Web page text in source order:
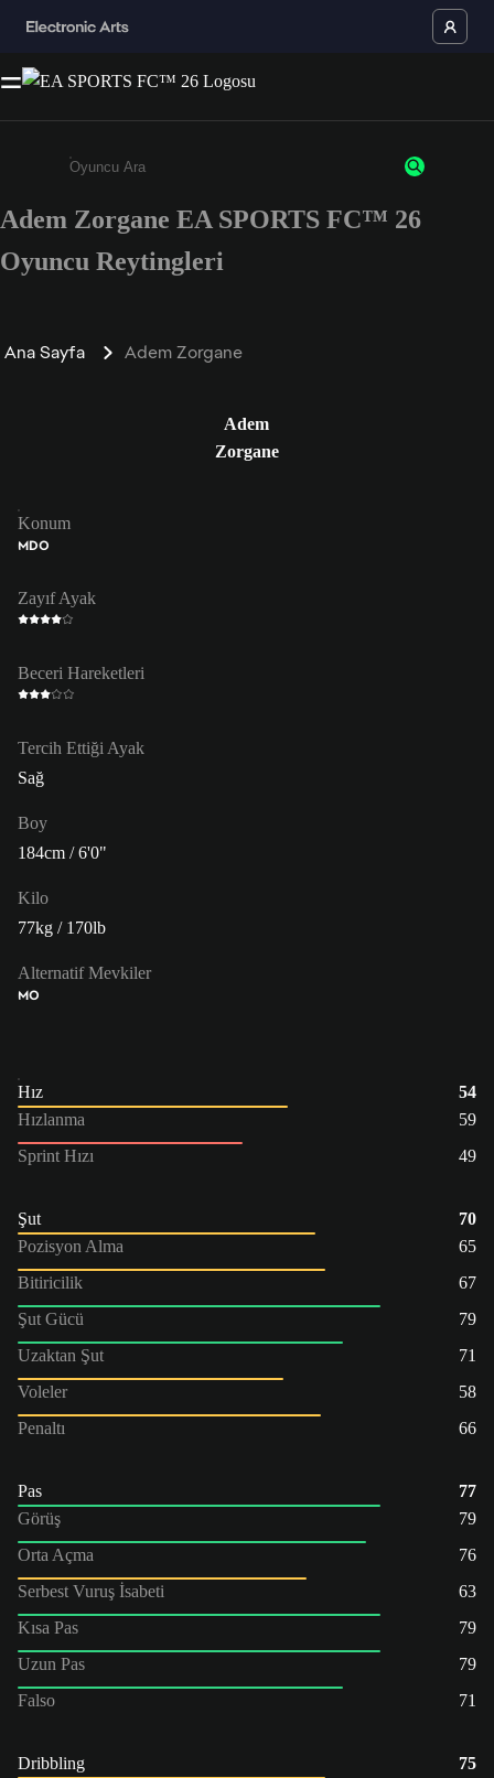
Enter a minimum of 3 characters or numbers
Adem Zorgane EA SPORTS FC™ 26
Oyuncu Reytingleri
Ana Sayfa Adem Zorgane
Adem
Zorgane
Konum
MDO
Zayıf Ayak
Beceri Hareketleri
Tercih Ettiği Ayak
Sağ
Boy
184cm / 6'0"
Kilo
77kg / 170lb
Alternatif Mevkiler
MO
Hız
54
Hızlanma
59
Sprint Hızı
49
Şut
70
Pozisyon Alma
65
Bitiricilik
67
Şut Gücü
79
Uzaktan Şut
71
Voleler
58
Penaltı
66
Pas
77
Görüş
79
Orta Açma
76
Serbest Vuruş İsabeti
63
Kısa Pas
79
Uzun Pas
79
Falso
71
Dribbling
75